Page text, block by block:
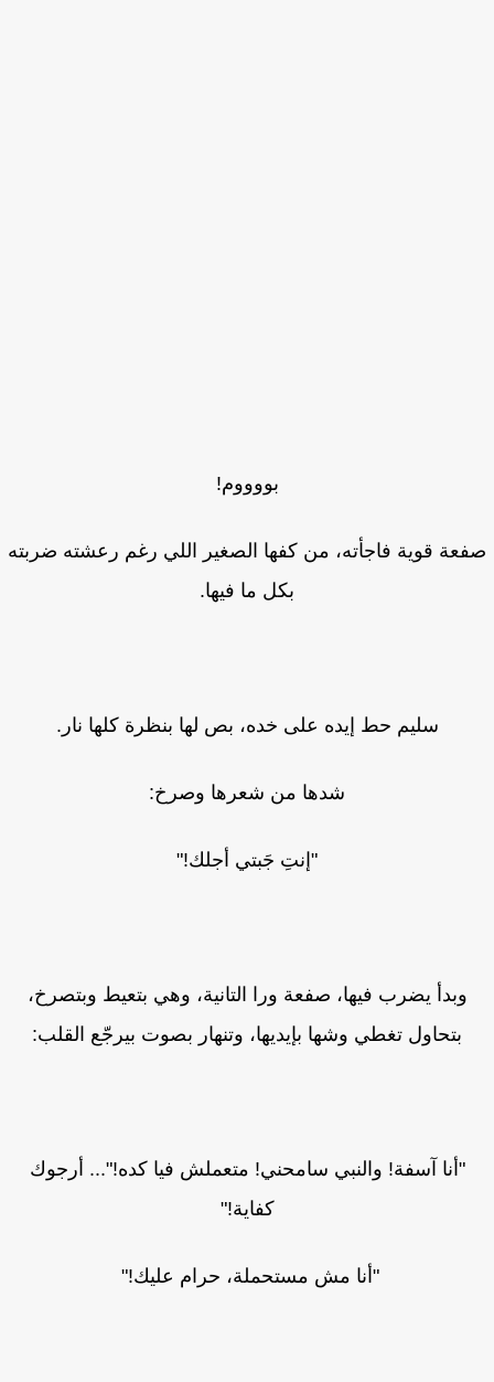
بووووم!
قوية فاجأته، من كفها الصغير اللي رغم رعشته ضربته
بكل ما فيها.
سليم حط إيده على خده، بص لها بنظرة كلها نار.
شدها من شعرها وصرخ:
"إنتِ جَبتي أجلك!"
وبدأ يضرب فيها، صفعة ورا التانية، وهي بتعيط وبتصرخ،
بتحاول تغطي وشها بإيديها، وتنهار بصوت بيرجّع القلب:
"أنا آسفة! والنبي سامحني! متعملش فيا كده!"... أرجوك
كفاية!"
"أنا مش مستحملة، حرام عليك!"